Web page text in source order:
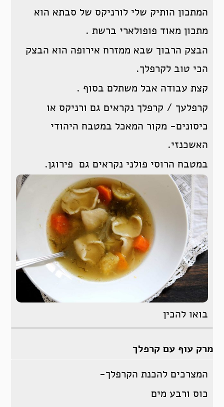
המתכון הותיק שלי לורניקס של סבתא הוא
מתכון מאוד פופולארי ברשת .
הבצק הרבוך שבא ממזרח אירופה הוא הבצק
הכי טוב לקרפלך.
קצת עבודה אבל משתלם בסוף .
קרפלעך / קרפלך נקראים גם ורניקס או
כיסונים- מקור המאכל במטבח היהודי
האשכנזי.
במטבח הרוסי פולני נקראים גם פירוגן.
בואו להכין
מרק עוף עם קרפלך
המצרכים להכנת הקרפלך-
כוס ורבע מים